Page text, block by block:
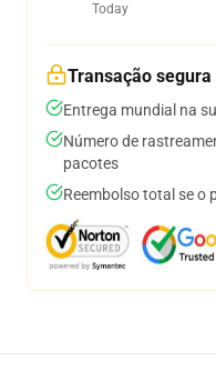
Today
Transação segura
Entrega mundial na
Número de
pacotes
Reembolso total se o